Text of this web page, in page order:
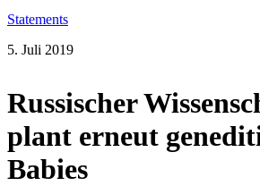
Statements
5. Juli 2019
Russischer
plant erneut
Babies